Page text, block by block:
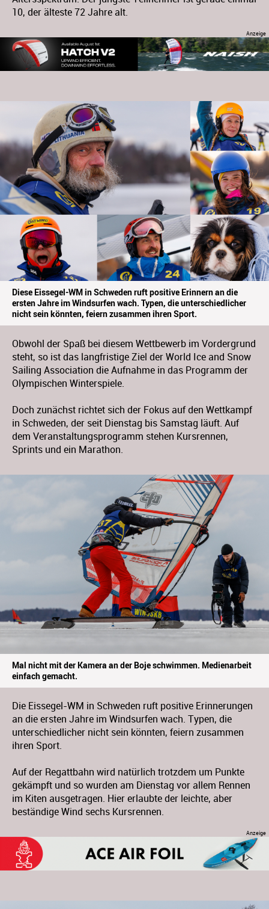
10, der älteste 72 Jahre alt.
Diese Eissegel-WM in Schweden ruft positive Erinnern an die
ersten Jahre im Windsurfen wach. Typen, die unterschiedlicher
nicht sein könnten, feiern zusammen ihren Sport.
Obwohl der Spaß bei diesem Wettbewerb im Vordergrund
steht, so ist das langfristige Ziel der World Ice and Snow
Sailing Association die Aufnahme in das Programm der
Olympischen Winterspiele.
Doch zunächst richtet sich der Fokus auf den Wettkampf
in Schweden, der seit Dienstag bis Samstag läuft. Auf
dem Veranstaltungsprogramm stehen Kursrennen,
Sprints und ein Marathon.
Mal nicht mit der Kamera an der Boje schwimmen. Medienarbeit
einfach gemacht.
Die Eissegel-WM in Schweden ruft positive Erinnerungen
an die ersten Jahre im Windsurfen wach. Typen, die
unterschiedlicher nicht sein könnten, feiern zusammen
ihren Sport.
Auf der Regattbahn wird natürlich trotzdem um Punkte
gekämpft und so wurden am Dienstag vor allem Rennen
im Kiten ausgetragen. Hier erlaubte der leichte, aber
beständige Wind sechs Kursrennen.